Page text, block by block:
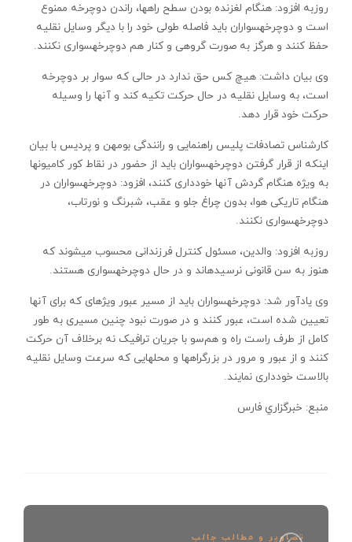
روزبه افزود: هنگام لغزنده بودن سطح راه‏ها، راندن دوچرخه ممنوع
است و دوچرخه‏سواران باید فاصله طولی خود را با دیگر وسایل نقلیه
حفظ کنند و هرگز به صورت گروهی و کنار هم دوچرخه‏سواری نکنند.
وی بیان داشت: هیچ کس حق ندارد در حالی که سوار بر دوچرخه
است، به وسایل نقلیه در حال حرکت تکیه کند و آنها را وسیله
حرکت خود قرار دهد.
کارشناس تصادفات پلیس راهنمایی و رانندگی بومهن و پردیس با بیان
اینکه از قرار گرفتن دوچرخه‏سواران باید از حضور در نقاط کور کامیون‏ها
به ویژه هنگام گردش آنها خودداری کنند، افزود: دوچرخه‏سواران در
هنگام تاریکی هوا، بدون چراغ جلو و عقب، شبرنگ و نورتاب،
دوچرخه‏سواری نکنند.
روزبه افزود: والدین، مسئول کنترل فرزندانی محسوب می‏شوند که
هنوز به سن قانونی نرسیده‏اند و در حال دوچرخه‏سواری هستند.
وی یادآور شد: دوچرخه‏سواران باید از مسیر عبور ویژه‏ای که برای آنها
تعیین شده است، عبور کنند و در صورت نبود چنین مسیری به طور
کامل از طرف راست راه و هم‌سو با جریان ترافیک نه برخلاف آن حرکت
کنند و از عبور و مرور در بزرگ‏راه‏ها و محل‏هایی که سرعت وسایل نقلیه
بالاست خودداری نمایند.
منبع: خبرگزاري فارس
تصاویر و مطالب جالب